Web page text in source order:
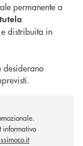
permanente a
distribuita in
desiderano
informativo